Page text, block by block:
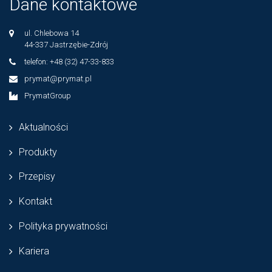
Dane kontaktowe
ul. Chlebowa 14
44-337 Jastrzębie-Zdrój
telefon: +48 (32) 47-33-833
prymat@prymat.pl
PrymatGroup
Aktualności
Produkty
Przepisy
Kontakt
Polityka prywatności
Kariera